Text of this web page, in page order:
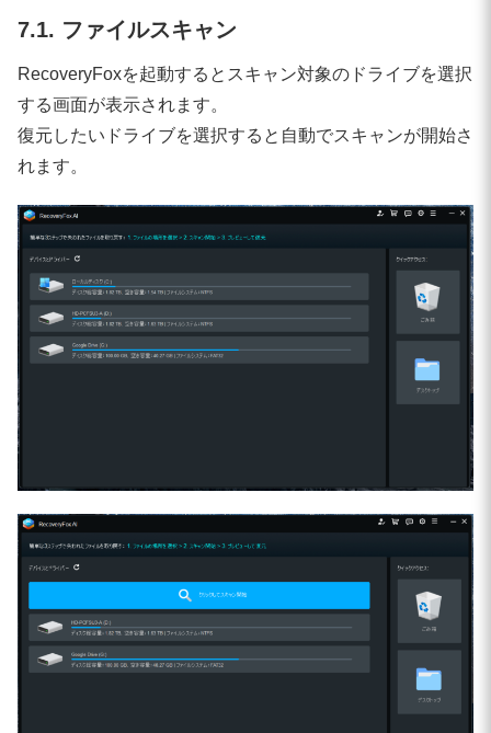
7.1. ファイルスキャン
RecoveryFoxを起動するとスキャン対象のドライブを選択
する画面が表示されます。
復元したいドライブを選択すると自動でスキャンが開始さ
れます。